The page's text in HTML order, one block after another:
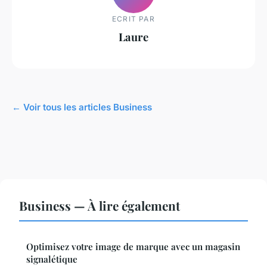
ECRIT PAR
Laure
← Voir tous les articles Business
Business — À lire également
Optimisez votre image de marque avec un magasin
signalétique